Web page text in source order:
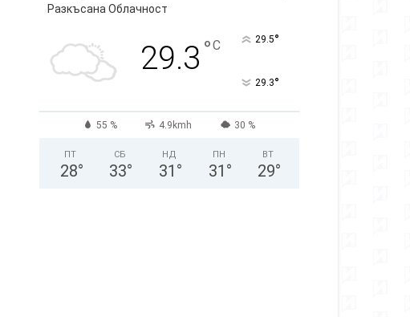
Разкъсана Облачност
29.3 °C 29.5°
29.3°
55 % 4.9kmh 30 %
ПТ
28°
СБ
33°
НД
31 °
ПН
31 °
ВТ
29°